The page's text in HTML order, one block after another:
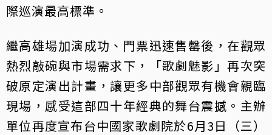
際巡演最高標準。
繼高雄場加演成功、門票迅速售罄後，在觀眾
熱烈敲碗與市場需求下，「歌劇魅影」再次突
破原定演出計畫，讓更多中部觀眾有機會親臨
現場，感受這部四十年經典的舞台震撼。主辦
單位再度宣布台中國家歌劇院於6月3日（三）